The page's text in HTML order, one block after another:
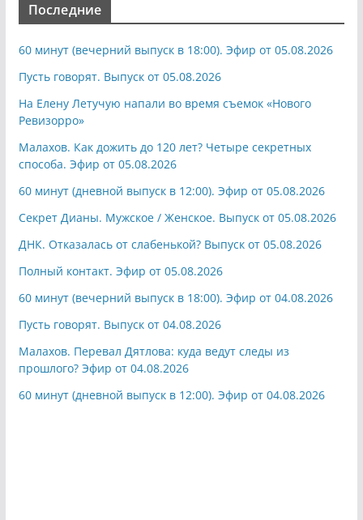
Последние
60 минут (вечерний выпуск в 18:00). Эфир от 05.08.2026
Пусть говорят. Выпуск от 05.08.2026
На Елену Летучую напали во время съемок «Нового
Ревизорро»
Малахов. Как дожить до 120 лет? Четыре секретных
способа. Эфир от 05.08.2026
60 минут (дневной выпуск в 12:00). Эфир от 05.08.2026
Секрет Дианы. Мужское / Женское. Выпуск от 05.08.2026
ДНК. Отказалась от слабенькой? Выпуск от 05.08.2026
Полный контакт. Эфир от 05.08.2026
60 минут (вечерний выпуск в 18:00). Эфир от 04.08.2026
Пусть говорят. Выпуск от 04.08.2026
Малахов. Перевал Дятлова: куда ведут следы из
прошлого? Эфир от 04.08.2026
60 минут (дневной выпуск в 12:00). Эфир от 04.08.2026